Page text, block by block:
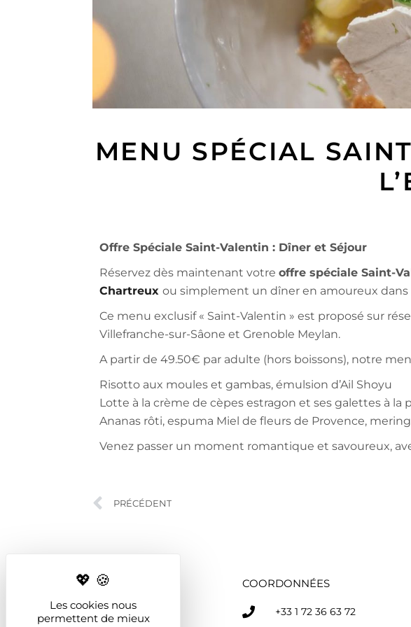
MENU SPÉCIAL
Offre Spéciale Saint-Valentin : Dîner et Séjour
Réservez dès maintenant votre offre spéciale Saint-
Chartreux ou simplement un dîner en amoureux dans
Ce menu exclusif « Saint-Valentin » est proposé sur
Villefranche-sur-Sâone et Grenoble Meylan.
A partir de 49.50€ par adulte (hors boissons), notre
Risotto aux moules et gambas, émulsion d’Ail Shoyu
Lotte à la crème de cèpes estragon et ses galettes à la
Ananas rôti, espuma Miel de fleurs de Provence,
Venez passer un moment romantique et savoureux,
PRÉCÉDENT
COORDONNÉES
+33 1 72 36 63 72
Les cookies nous
permettent de mieux